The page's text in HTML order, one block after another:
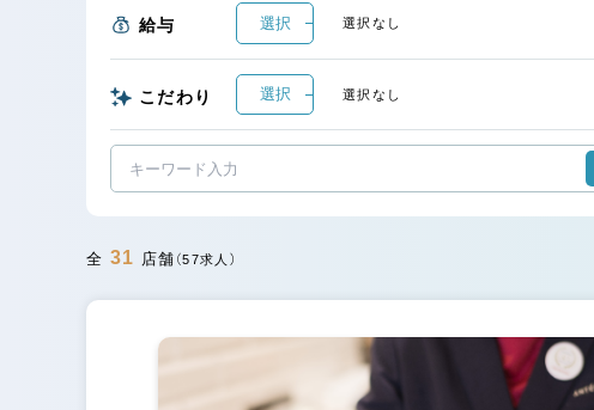
給与 選択 選択なし
こだわり 選択 選択なし
全 31 店舗 （57求人）